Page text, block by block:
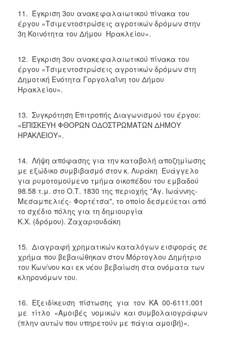
11. Έγκριση 3ου ανακεφαλαιωτικού πίνακα του
έργου «Τσιμεντοστρώσεις αγροτικών δρόμων στην
3η Κοινότητα του Δήμου Ηρακλείου».
12. Έγκριση 3ου ανακεφαλαιωτικού πίνακα του
έργου «Τσιμεντοστρώσεις αγροτικών δρόμων στη
Δημοτική Ενότητα Γοργολαΐνη του Δήμου
Ηρακλείου».
13. Συγκρότηση Επιτροπής Διαγωνισμού του έργου:
«ΕΠΙΣΚΕΥΗ ΦΘΟΡΩΝ ΟΔΟΣΤΡΩΜΑΤΩΝ ΔΗΜΟΥ
ΗΡΑΚΛΕΙΟΥ».
14. Λήψη απόφασης για την καταβολή αποζημίωσης
με εξώδικο συμβιβασμό στον κ. Λυράκη Ευάγγελο
για ρυμοτομούμενο τμήμα οικοπέδου του εμβαδού
98.58 τ.μ. στο Ο.Τ. 1830 της περιοχής "Αγ. Ιωάννης-
Μεσαμπελιές- Φορτέτσα", το οποίο δεσμεύεται από
το σχέδιο πόλης για τη δημιουργία
Κ.Χ. (δρόμου). Ζαχαριουδάκη
15. Διαγραφή χρηματικών καταλόγων εισφοράς σε
χρήμα που βεβαιώθηκαν στον Μόρτογλου Δημήτριο
του Κων/νου και εκ νέου βεβαίωση στα ονόματα των
κληρονόμων του.
16. Εξειδίκευση πίστωσης για τον ΚΑ 00-6111.001
με τίτλο «Αμοιβές νομικών και συμβολαιογράφων
(πλην αυτών που υπηρετούν με πάγια αμοιβή)».